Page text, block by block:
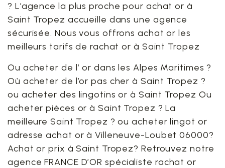
? L’agence la plus proche pour achat or à
Saint Tropez accueille dans une agence
sécurisée. Nous vous offrons achat or les
meilleurs tarifs de rachat or à Saint Tropez
Ou acheter de l’ or dans les Alpes Maritimes ?
Où acheter de l’or pas cher à Saint Tropez ?
ou acheter des lingotins or à Saint Tropez Ou
acheter pièces or à Saint Tropez ? La
meilleure Saint Tropez ? ou acheter lingot or
adresse achat or à Villeneuve-Loubet 06000?
Achat or prix à Saint Tropez? Retrouvez notre
agence FRANCE D’OR spécialiste rachat or